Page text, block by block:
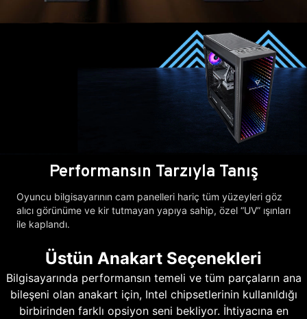
Performansın Tarzıyla Tanış
Oyuncu bilgisayarının cam panelleri hariç tüm yüzeyleri göz
alıcı görünüme ve kir tutmayan yapıya sahip, özel “UV” ışınları
ile kaplandı.
Üstün Anakart Seçenekleri
Bilgisayarında performansın temeli ve tüm parçaların ana
bileşeni olan anakart için, Intel chipsetlerinin kullanıldığı
birbirinden farklı opsiyon seni bekliyor. İhtiyacına en